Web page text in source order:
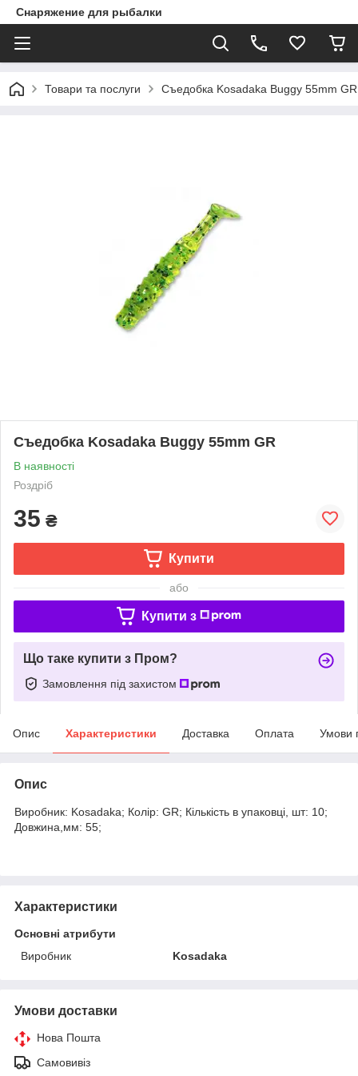
Снаряжение для рыбалки
Товари та послуги Съедобка Kosadaka Buggy 55mm GR
Съедобка Kosadaka Buggy 55mm GR
В наявності
Роздріб
35 ₴
Купити
або
Купити з
Що таке купити з Пром?
Замовлення під захистом
Опис Характеристики Доставка Оплата Умови
Опис
Виробник: Kosadaka; Колір: GR; Кількість в упаковці, шт: 10;
Довжина,мм: 55;
Характеристики
Основні атрибути
Виробник
Kosadaka
Умови доставки
Нова Пошта
Самовивіз